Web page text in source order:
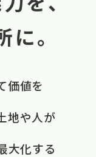
。
価値を​
地や​人が​
大化する​